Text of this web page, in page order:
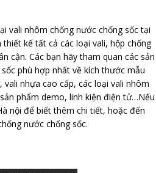
vali nhôm chống nước chống sốc tại
kế tất cả các loại vali, hộp chống
cận. Các bạn hãy tham quan các sản
phù hợp nhất về kích thước mẫu
nhựa cao cấp, các loại vali nhôm
phẩm demo, linh kiện điện tử…Nếu
nội để biết thêm chi tiết, hoặc đến
nước chống sốc.